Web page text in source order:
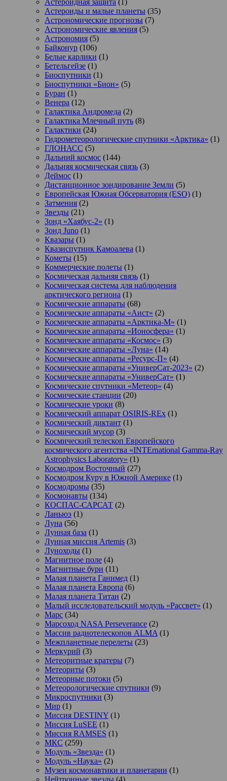
Астероиды и малые планеты (35)
Астрономические прогнозы (7)
Астрономические явления (5)
Астрономия (5)
Байконур (106)
Белые карлики (1)
Бетельгейзе (1)
Биоспутники (1)
Биоспутники «Бион» (5)
Буран (1)
Венера (12)
Галактика Андромеда (2)
Галактика Млечный путь (8)
Галактики (24)
Гидрометеорологические спутники «Арктика» (1)
ГЛОНАСС (5)
Дальний космос (144)
Дальняя космическая связь (3)
Деймос (1)
Дистанционное зондирование Земли (5)
Европейская Южная Обсерватория (ESO) (1)
Затмения (2)
Звезды (21)
Зонд «Хаябус-2» (1)
Зонд Juno (1)
Квазары (1)
Квазиспутник Камоалева (1)
Кометы (15)
Коммерческие полеты (1)
Космическая дальняя связь (1)
Космическая система для наблюдения
арктического региона (1)
Космические аппараты (68)
Космические аппараты «Аист» (2)
Космические аппараты «Арктика-М» (1)
Космические аппараты «Ионосфера» (1)
Космические аппараты «Космос» (3)
Космические аппараты «Луна» (14)
Космические аппараты «Ресурс-П» (4)
Космические аппараты «УниверСат-2023» (2)
Космические аппараты «УниверСат» (1)
Космические спутники «Метеор» (4)
Космические станции (20)
Космические уроки (8)
Космический аппарат OSIRIS-REx (1)
Космический диктант (1)
Космический мусор (3)
Космический телескоп Европейского
космического агентства «INTErnational Gamma-Ray
Astrophysics Laboratory» (1)
Космодром Восточный (27)
Космодром Куру в Южной Америке (1)
Космодромы (35)
Космонавты (134)
КОСПАС-САРСАТ (2)
Ланьюэ (1)
Луна (56)
Лунная база (1)
Лунная миссия Artemis (3)
Луноходы (1)
Магнитное поле (4)
Магнитные бури (11)
Малая планета Ганимед (1)
Малая планета Европа (6)
Малая планета Титан (2)
Малый исследовательский модуль «Рассвет» (1)
Марс (34)
Марсоход NASA Perseverance (2)
Массив радиотелескопов ALMA (1)
Межпланетные перелеты (23)
Меркурий (3)
Метеоритные кратеры (7)
Метеориты (3)
Метеорные потоки (5)
Метеорологические спутники (9)
Микроспутники (3)
Мир (1)
Миссия DESTINY (1)
Миссия LuSEE (1)
Миссия RAMSES (1)
МКС (259)
Модуль «Звезда» (1)
Модуль «Наука» (2)
Музеи космонавтики и планетарии (1)
Нейтронные звезды (4)